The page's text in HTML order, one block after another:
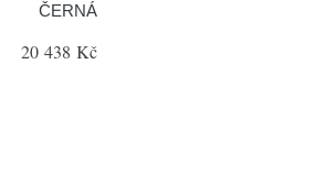
ČERNÁ
20 438 Kč